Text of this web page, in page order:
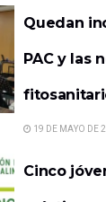
Quedan
PAC y las
19 DE MAYO DE
Cinco